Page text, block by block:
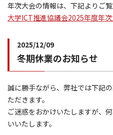
年次大会の情報は、下記よりご覧
大学ICT推進協議会2025年度年
2025/12/09
冬期休業のお知らせ
誠に勝手ながら、弊社では下記
ただきます。
ご迷惑をおかけいたしますが、
いいたします。